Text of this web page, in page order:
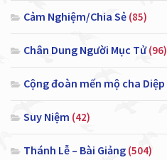
Cảm Nghiệm/Chia Sẻ (85)
Chân Dung Người Mục Tử(96)
Cộng đoàn mến mộ cha Diệp
Suy Niệm (42)
Thánh Lễ – Bài Giảng (504)